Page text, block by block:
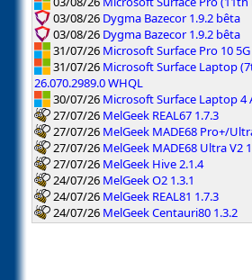
03/08/26 Dygma Bazecor 1.9.2 bêta
03/08/26 Dygma Bazecor 1.9.2 bêta
31/07/26 Microsoft Surface Pro 10 5G
31/07/26 Microsoft Surface Laptop
26.070.2989.0 WHQL
30/07/26 Microsoft Surface Laptop 4
27/07/26 MelGeek REAL67 1.7.3
27/07/26 MelGeek MADE68 Pro+/
27/07/26 MelGeek MADE68 Ultra V2
27/07/26 MelGeek Hive 2.1.4
24/07/26 MelGeek O2 1.3.1
24/07/26 MelGeek REAL81 1.7.3
24/07/26 MelGeek Centauri80 1.3.2